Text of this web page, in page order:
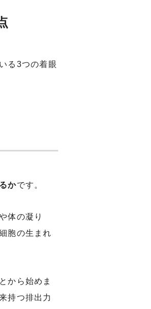
る3つの着眼
かです。
体の凝り
胞の生まれ
から始めま
持つ排出力